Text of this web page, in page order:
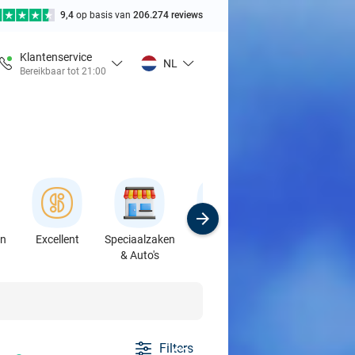
9,4 op basis van 206.274 reviews
Klantenservice
Bereikbaar tot 21:00
NL
Excellent
Speciaalzaken
& Auto's
Sport
Filters